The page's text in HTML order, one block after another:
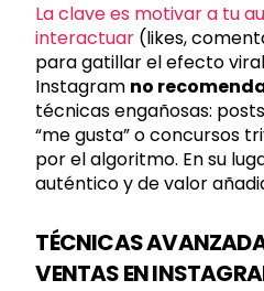
La clave es motivar a tu
interactuar (likes,
para gatillar el efecto
Instagram no
técnicas engañosas:
“me gusta” o concursos
por el algoritmo. En su
auténtico y de valor
TÉCNICAS
VENTAS EN